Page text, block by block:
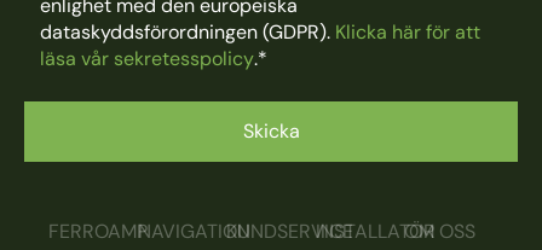
dataskyddsförordningen (GDPR). Klicka här för att
läsa vår sekretesspolicy.*
FERROAMPNAVIGATIONKUNDSERVICEINSTALLATÖROM OSS